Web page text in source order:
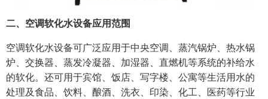
二、空调软化水设备应用范围
空调软化水设备可广泛应用于中央空调、蒸汽锅炉、热水锅
炉、交换器、蒸发冷凝器、加湿器、直燃机等系统的补给水
的软化。还可用于宾馆、饭店、写字楼、公寓等生活用水的
处理及食品、饮料、酿酒、洗衣、印染、化工、医药等行业